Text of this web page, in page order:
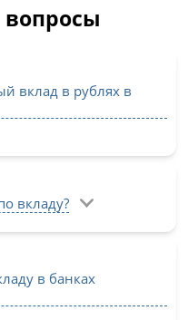
вклад в рублях в
вкладу?
в банках